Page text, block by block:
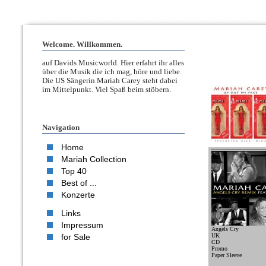
Welcome. Willkommen.
auf Davids Musicworld. Hier erfahrt ihr alles
über die Musik die ich mag, höre und liebe.
Die US Sängerin Mariah Carey steht dabei
im Mittelpunkt. Viel Spaß beim stöbern.
Navigation
Home
Mariah Collection
Top 40
Best of ...
Konzerte
Links
Impressum
for Sale
Angels Cry
UK
CD
Promo
Paper Sleeve